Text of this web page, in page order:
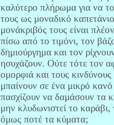
καλύτερο πλήρωμα για να
τους ως μοναδικό
μονάκριβός τους είναι
πίσω από το τιμόνι, τον
δημιούργημα και τον
ησυχάζουν. Ούτε τότε τον
ομορφιά και τους
μπαίνουν σε ένα μικρό
πασχίζουν να δαμάσουν τα
μην κλυδωνιστεί το
όμως ποτέ τα κύματα;